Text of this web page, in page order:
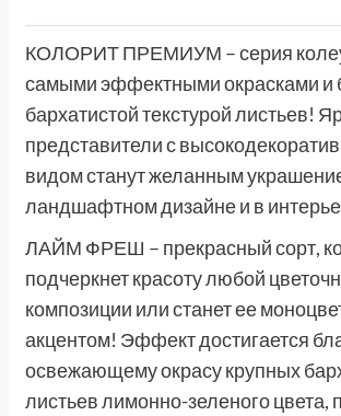
КОЛОРИТ ПРЕМИУМ – серия
самыми эффектными окрасками и
бархатистой текстурой листьев!
представители с
видом станут желанным
ландшафтном дизайне и в
ЛАЙМ ФРЕШ – прекрасный сорт,
подчеркнет красоту любой
композиции или станет ее
акцентом! Эффект достигается
освежающему окрасу крупных
листьев лимонно-зеленого цвета,